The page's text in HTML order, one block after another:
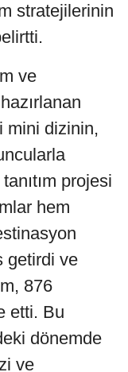
stratejilerinin
ve
mini dizinin,
projesi
hem
getirdi ve
876
etti. Bu
dönemde
ve